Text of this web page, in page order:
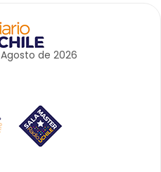
Agosto de 2026